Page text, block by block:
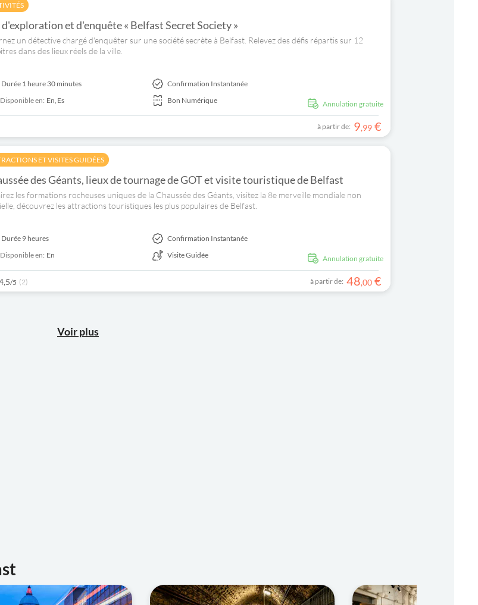
d'exploration et d'enquête « Belfast Secret Society »
un détective chargé d'enquêter sur une société secrète à Belfast. Relevez des défis répartis sur 12
dans des lieux réels de la ville.
Annulation gratuite
Durée 1 heure 30 minutes
Disponible en: En, Es
Confirmation Instantanée
Bon Numérique
à partir de: 9,99 €
ET VISITES GUIDÉES
des Géants, lieux de tournage de GOT et visite touristique de Belfast
les formations rocheuses uniques de la Chaussée des Géants, visitez la 8e merveille mondiale non
découvrez les attractions touristiques les plus populaires de Belfast.
Annulation gratuite
Durée 9 heures
Disponible en: En
Confirmation Instantanée
Visite Guidée
/5 (2) à partir de: 48,00 €
Voir plus